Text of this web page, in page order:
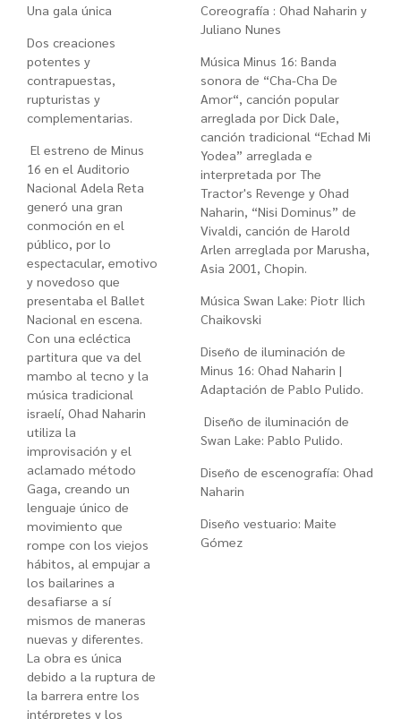
Una gala única
Dos creaciones
potentes y
contrapuestas,
rupturistas y
complementarias.
El estreno de Minus
16 en el Auditorio
Nacional Adela Reta
generó una gran
conmoción en el
público, por lo
espectacular, emotivo
y novedoso que
presentaba el Ballet
Nacional en escena.
Con una ecléctica
partitura que va del
mambo al tecno y la
música tradicional
israelí, Ohad Naharin
utiliza la
improvisación y el
aclamado método
Gaga, creando un
lenguaje único de
movimiento que
rompe con los viejos
hábitos, al empujar a
los bailarines a
desafiarse a sí
mismos de maneras
nuevas y diferentes.
La obra es única
debido a la ruptura de
la barrera entre los
intérpretes y los
Coreografía : Ohad Naharin y
Juliano Nunes
Música Minus 16: Banda
sonora de “Cha-Cha De
Amor“, canción popular
arreglada por Dick Dale,
canción tradicional “Echad Mi
Yodea” arreglada e
interpretada por The
Tractor's Revenge y Ohad
Naharin, “Nisi Dominus” de
Vivaldi, canción de Harold
Arlen arreglada por Marusha,
Asia 2001, Chopin.
Música Swan Lake: Piotr Ilich
Chaikovski
Diseño de iluminación de
Minus 16: Ohad Naharin |
Adaptación de Pablo Pulido.
Diseño de iluminación de
Swan Lake: Pablo Pulido.
Diseño de escenografía: Ohad
Naharin
Diseño vestuario: Maite
Gómez